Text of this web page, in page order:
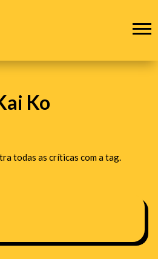
Ko
todas as críticas com a tag.